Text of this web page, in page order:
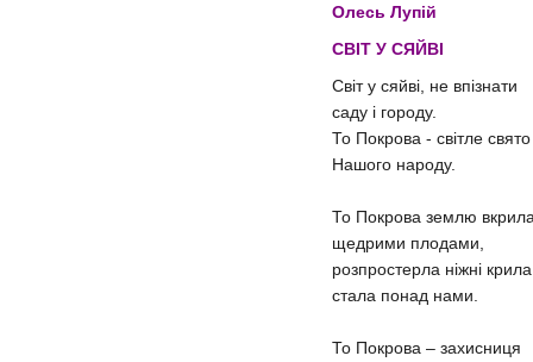
Олесь Лупій
СВІТ У СЯЙВІ
Світ у сяйві, не впізнати
саду і городу.
То Покрова - світле свято
Нашого народу.
То Покрова землю
щедрими плодами,
розпростерла ніжні
стала понад нами.
То Покрова – захисниця